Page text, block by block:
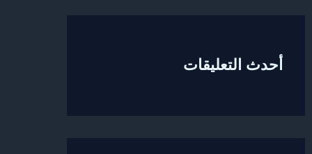
أحدث التعليقات